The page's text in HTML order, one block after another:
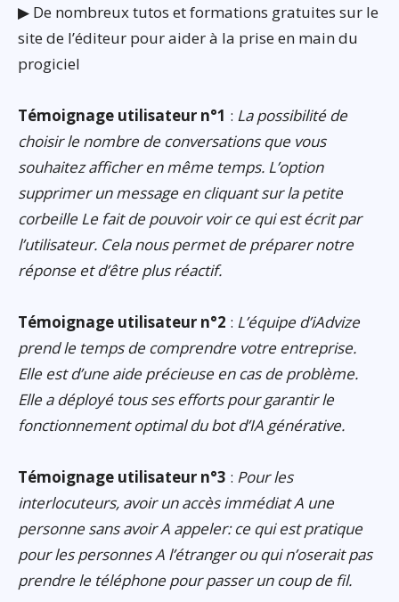
▶ De nombreux tutos et formations gratuites sur le
site de l’éditeur pour aider à la prise en main du
progiciel
Témoignage utilisateur n°1 : La possibilité de
choisir le nombre de conversations que vous
souhaitez afficher en même temps. L’option
supprimer un message en cliquant sur la petite
corbeille Le fait de pouvoir voir ce qui est écrit par
l’utilisateur. Cela nous permet de préparer notre
réponse et d’être plus réactif.
Témoignage utilisateur n°2 : L’équipe d’iAdvize
prend le temps de comprendre votre entreprise.
Elle est d’une aide précieuse en cas de problème.
Elle a déployé tous ses efforts pour garantir le
fonctionnement optimal du bot d’IA générative.
Témoignage utilisateur n°3 : Pour les
interlocuteurs, avoir un accès immédiat A une
personne sans avoir A appeler: ce qui est pratique
pour les personnes A l’étranger ou qui n’oserait pas
prendre le téléphone pour passer un coup de fil.